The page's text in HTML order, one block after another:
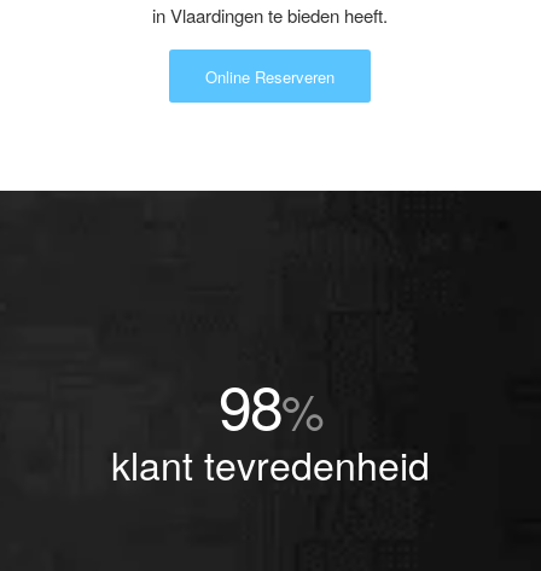
in Vlaardingen te bieden heeft.
Online Reserveren
98%
klant tevredenheid